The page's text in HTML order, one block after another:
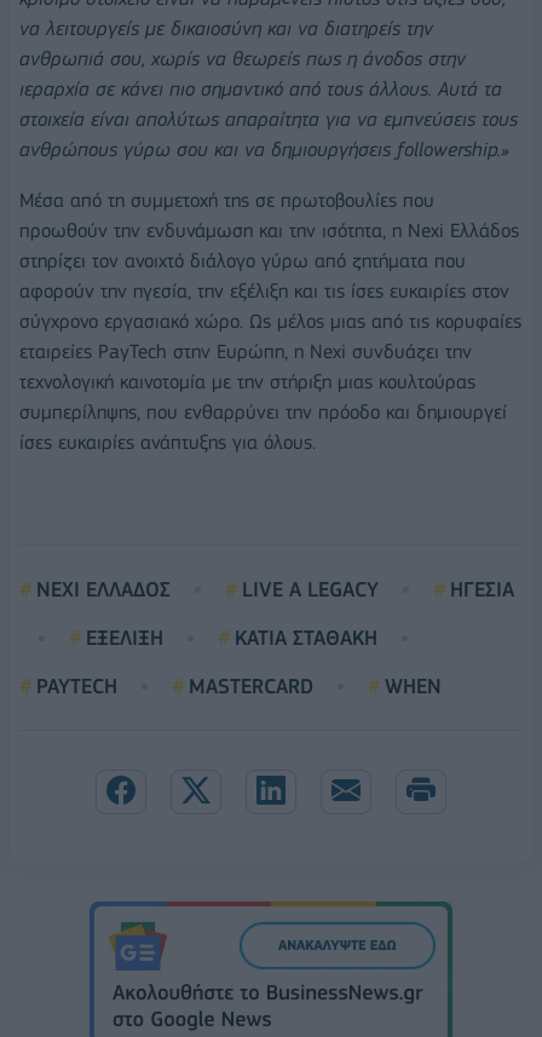
να λειτουργείς με δικαιοσύνη και να διατηρείς την
ανθρωπιά σου, χωρίς να θεωρείς πως η άνοδος στην
ιεραρχία σε κάνει πιο σημαντικό από τους άλλους. Αυτά τα
στοιχεία είναι απολύτως απαραίτητα για να εμπνεύσεις τους
ανθρώπους γύρω σου και να δημιουργήσεις followership.»
Μέσα από τη συμμετοχή της σε πρωτοβουλίες που
προωθούν την ενδυνάμωση και την ισότητα, η Nexi Ελλάδος
στηρίζει τον ανοιχτό διάλογο γύρω από ζητήματα που
αφορούν την ηγεσία, την εξέλιξη και τις ίσες ευκαιρίες στον
σύγχρονο εργασιακό χώρο. Ως μέλος μιας από τις κορυφαίες
εταιρείες PayTech στην Ευρώπη, η Nexi συνδυάζει την
τεχνολογική καινοτομία με την στήριξη μιας κουλτούρας
συμπερίληψης, που ενθαρρύνει την πρόοδο και δημιουργεί
ίσες ευκαιρίες ανάπτυξης για όλους.
NEXI ΕΛΛΑΔΟΣ LIVE A LEGACY
ΗΓΕΣΙΑ
ΕΞΕΛΙΞΗ
ΚΑΤΙΑ ΣΤΑΘΑΚΗ
PAYTECH
MASTERCARD WHEN